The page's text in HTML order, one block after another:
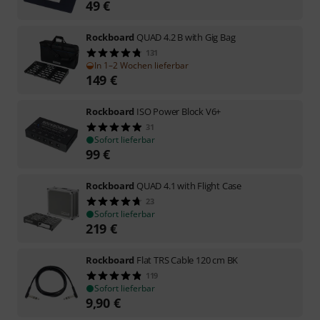
49€
Rockboard QUAD 4.2 B with Gig Bag
131
In 1–2 Wochen lieferbar
149 €
Rockboard ISO Power Block V6+
31
Sofort lieferbar
99€
Rockboard QUAD 4.1 with Flight Case
23
Sofort lieferbar
219 €
Rockboard Flat TRS Cable 120 cm BK
119
Sofort lieferbar
9,90 €